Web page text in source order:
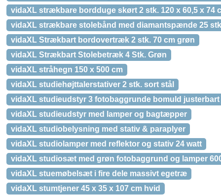
vidaXL strækbare bordduge skørt 2 stk. 120 x 60,5 x 74
vidaXL strækbare stolebånd med diamantspænde 25
vidaXL Strækbart bordovertræk 2 stk. 70 cm grøn
vidaXL Strækbart Stolebetræk 4 Stk. Grøn
vidaXL stråhegn 150 x 500 cm
vidaXL studiehøjttalerstativer 2 stk. sort stål
vidaXL studieudstyr 3 fotobaggrunde bomuld justerbart
vidaXL studieudstyr med lamper og bagtæpper
vidaXL studiobelysning med stativ & paraplyer
vidaXL studiolamper med reflektor og stativ 24 watt
vidaXL studiosæt med grøn fotobaggrund og lamper
vidaXL stuemøbelsæt i fire dele massivt egetræ
vidaXL stumtjener 45 x 35 x 107 cm hvid